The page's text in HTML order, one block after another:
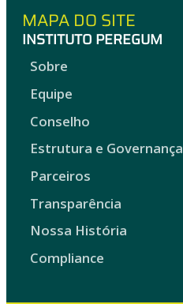
MAPA DO SITE
INSTITUTO PEREGUM
Sobre
Equipe
Conselho
Estrutura e Governança
Parceiros
Transparência
Nossa História
Compliance